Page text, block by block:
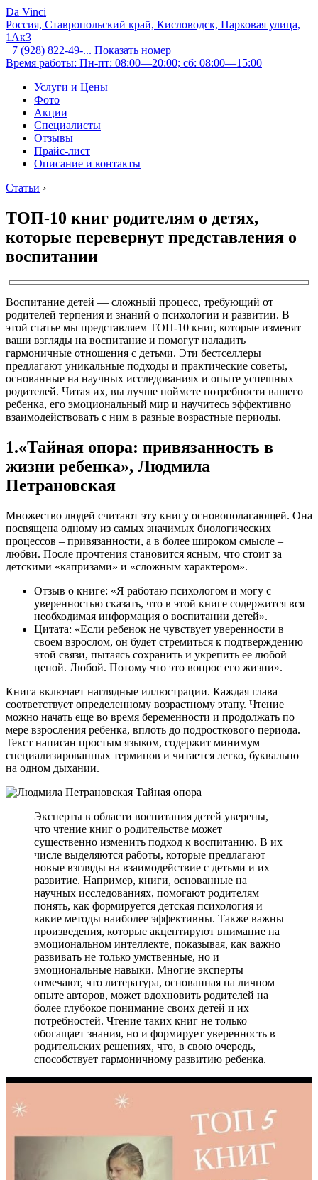
Da Vinci
Россия, Ставропольский край, Кисловодск, Парковая улица,
1Ак3
+7 (928) 822-49-... Показать номер
Время работы: Пн-пт: 08:00—20:00; сб: 08:00—15:00
Услуги и Цены
Фото
Акции
Специалисты
Отзывы
Прайс-лист
Описание и контакты
Статьи ›
ТОП-10 книг родителям о детях,
которые перевернут представления о
воспитании
Воспитание детей — сложный процесс, требующий от
родителей терпения и знаний о психологии и развитии. В
этой статье мы представляем ТОП-10 книг, которые изменят
ваши взгляды на воспитание и помогут наладить
гармоничные отношения с детьми. Эти бестселлеры
предлагают уникальные подходы и практические советы,
основанные на научных исследованиях и опыте успешных
родителей. Читая их, вы лучше поймете потребности вашего
ребенка, его эмоциональный мир и научитесь эффективно
взаимодействовать с ним в разные возрастные периоды.
1.«Тайная опора: привязанность в
жизни ребенка», Людмила
Петрановская
Множество людей считают эту книгу основополагающей. Она
посвящена одному из самых значимых биологических
процессов – привязанности, а в более широком смысле –
любви. После прочтения становится ясным, что стоит за
детскими «капризами» и «сложным характером».
Отзыв о книге: «Я работаю психологом и могу с
уверенностью сказать, что в этой книге содержится вся
необходимая информация о воспитании детей».
Цитата: «Если ребенок не чувствует уверенности в
своем взрослом, он будет стремиться к подтверждению
этой связи, пытаясь сохранить и укрепить ее любой
ценой. Любой. Потому что это вопрос его жизни».
Книга включает наглядные иллюстрации. Каждая глава
соответствует определенному возрастному этапу. Чтение
можно начать еще во время беременности и продолжать по
мере взросления ребенка, вплоть до подросткового периода.
Текст написан простым языком, содержит минимум
специализированных терминов и читается легко, буквально
на одном дыхании.
Эксперты в области воспитания детей уверены,
что чтение книг о родительстве может
существенно изменить подход к воспитанию. В их
числе выделяются работы, которые предлагают
новые взгляды на взаимодействие с детьми и их
развитие. Например, книги, основанные на
научных исследованиях, помогают родителям
понять, как формируется детская психология и
какие методы наиболее эффективны. Также важны
произведения, которые акцентируют внимание на
эмоциональном интеллекте, показывая, как важно
развивать не только умственные, но и
эмоциональные навыки. Многие эксперты
отмечают, что литература, основанная на личном
опыте авторов, может вдохновить родителей на
более глубокое понимание своих детей и их
потребностей. Чтение таких книг не только
обогащает знания, но и формирует уверенность в
родительских решениях, что, в свою очередь,
способствует гармоничному развитию ребенка.